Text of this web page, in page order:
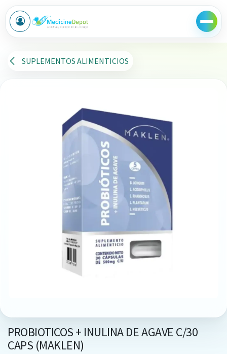
Ir al contenido
SUPLEMENTOS ALIMENTICIOS
PROBIOTICOS + INULINA DE AGAVE C/30
CAPS (MAKLEN)